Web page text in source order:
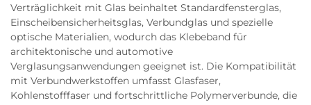
Verträglichkeit mit Glas beinhaltet Standardfensterglas,
Einscheibensicherheitsglas, Verbundglas und spezielle
optische Materialien, wodurch das Klebeband für
architektonische und automotive
Verglasungsanwendungen geeignet ist. Die Kompatibilität
mit Verbundwerkstoffen umfasst Glasfaser,
Kohlenstofffaser und fortschrittliche Polymerverbunde, die